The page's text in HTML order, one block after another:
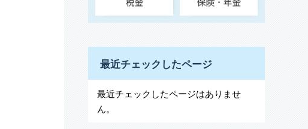
最近チェックしたページ
最近チェックしたページはありませ
ん。